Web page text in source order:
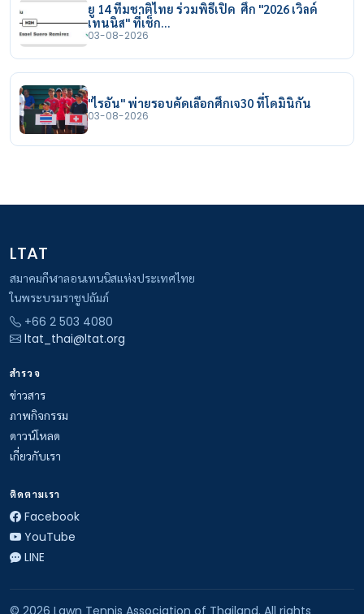
ยู 14 ทีมชาติไทย ร่วมพิธีเปิด ศึก "2026 เวิลด์
เทนนิส" ที่เช็ก…
03-08-2026
"ไรอัน" พ่ายรอบคัดเลือกศึกเจ30 ที่โดมินิกัน
03-08-2026
LTAT
สมาคมกีฬาลอนเทนนิสแห่งประเทศไทย
ในพระบรมราชูปถัมภ์
+66 2 503 4080
ltat_thai@ltat.org
สำรวจ
ข่าวสาร
ภาพกิจกรรม
ดาวน์โหลด
เกี่ยวกับเรา
ติดตามเรา
Facebook
YouTube
LINE